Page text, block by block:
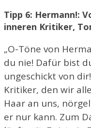
Tipp 6: Hermann!:
inneren Kritiker,
„O-Töne von
du nie! Dafür bist
ungeschickt von
Kritiker, den wir
Haar an uns,
er nur kann. Zum